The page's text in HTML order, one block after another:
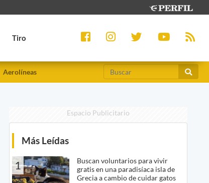
Tiro
Aerolíneas
Espacio Publicitario
Más Leídas
1
Buscan voluntarios para vivir
gratis en una paradisíaca isla de
Grecia a cambio de cuidar gatos